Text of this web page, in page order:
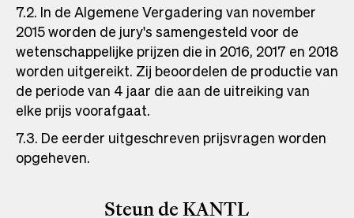
7.2. In de Algemene Vergadering van november
2015 worden de jury's samengesteld voor de
wetenschappelijke prijzen die in 2016, 2017 en 2018
worden uitgereikt. Zij beoordelen de productie van
de periode van 4 jaar die aan de uitreiking van
elke prijs voorafgaat.
7.3. De eerder uitgeschreven prijsvragen worden
opgeheven.
Steun de KANTL